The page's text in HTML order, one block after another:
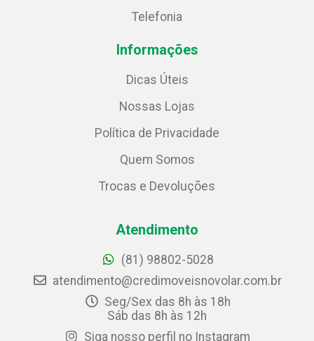
Telefonia
Informações
Dicas Úteis
Nossas Lojas
Política de Privacidade
Quem Somos
Trocas e Devoluções
Atendimento
(81) 98802-5028
atendimento@credimoveisnovolar.com.br
Seg/Sex das 8h às 18h
Sáb das 8h às 12h
Siga nosso perfil no Instagram